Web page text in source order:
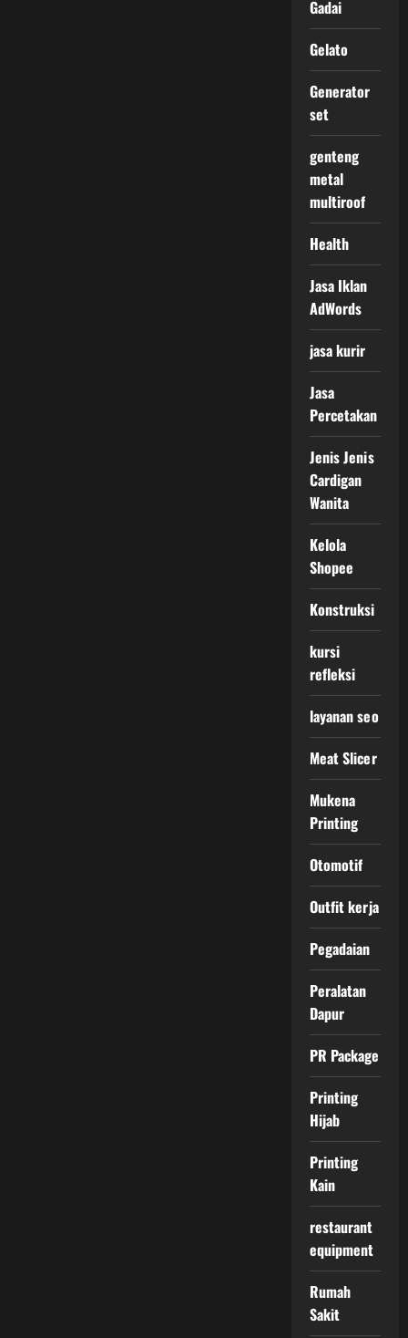
Gadai
Gelato
Generator
set
genteng
metal
multiroof
Health
Jasa Iklan
AdWords
jasa kurir
Jasa
Percetakan
Jenis Jenis
Cardigan
Wanita
Kelola
Shopee
Konstruksi
kursi
refleksi
layanan seo
Meat Slicer
Mukena
Printing
Otomotif
Outfit kerja
Pegadaian
Peralatan
Dapur
PR Package
Printing
Hijab
Printing
Kain
restaurant
equipment
Rumah
Sakit